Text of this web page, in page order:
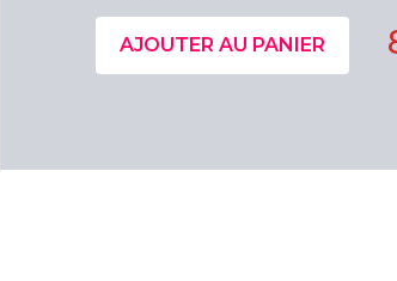
AJOUTER AU PANIER